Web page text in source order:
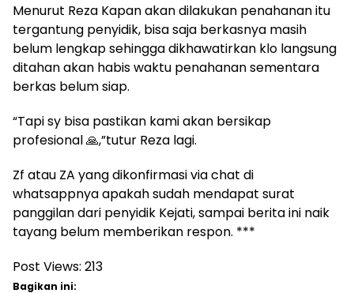
Menurut Reza Kapan akan dilakukan penahanan itu
tergantung penyidik, bisa saja berkasnya masih
belum lengkap sehingga dikhawatirkan klo langsung
ditahan akan habis waktu penahanan sementara
berkas belum siap.
“Tapi sy bisa pastikan kami akan bersikap
profesional 🙏,”tutur Reza lagi.
Zf atau ZA yang dikonfirmasi via chat di
whatsappnya apakah sudah mendapat surat
panggilan dari penyidik Kejati, sampai berita ini naik
tayang belum memberikan respon. ***
Post Views: 213
Bagikan ini: